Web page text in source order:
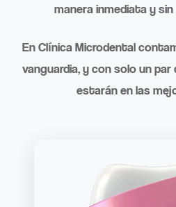
manera inmediata y
En Clínica Microdental
vanguardia, y con solo un
estarán en las